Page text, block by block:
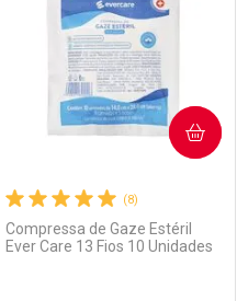
Laboratório
Por Menos
(8)
Compressa de Gaze Estéril
Ever Care 13 Fios 10 Unidades
COMPRAR